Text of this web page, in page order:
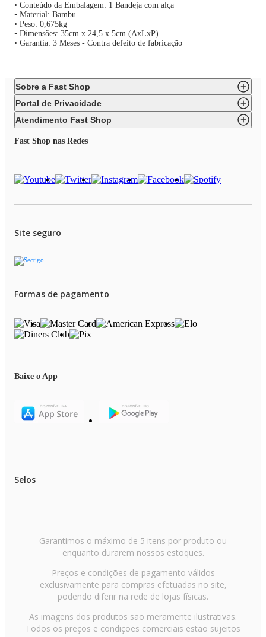
• Conteúdo da Embalagem: 1 Bandeja com alça
• Material: Bambu
• Peso: 0,675kg
• Dimensões: 35cm x 24,5 x 5cm (AxLxP)
• Garantia: 3 Meses - Contra defeito de fabricação
Sobre a Fast Shop
Portal de Privacidade
Atendimento Fast Shop
Fast Shop nas Redes
Site seguro
Formas de pagamento
Baixe o App
Selos
Garantimos o máximo de 5 itens por produto ou
enquanto durarem nossos estoques.
Preços e condições de pagamento válidos
exclusivamente para compras efetuadas no site,
podendo diferir na rede de lojas físicas.
As imagens dos produtos são meramente ilustrativas.
Todos os preços e condições comerciais estão sujeitos